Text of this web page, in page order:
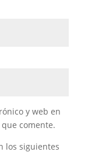
y web en
comente.
los siguientes